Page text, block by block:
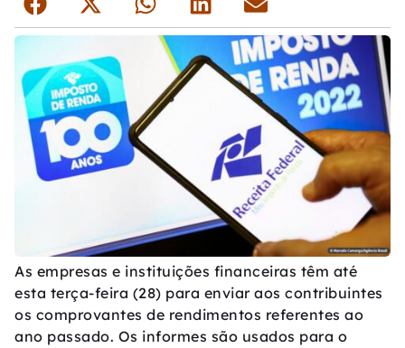
As empresas e instituições financeiras têm até
esta terça-feira (28) para enviar aos contribuintes
os comprovantes de rendimentos referentes ao
ano passado. Os informes são usados para o